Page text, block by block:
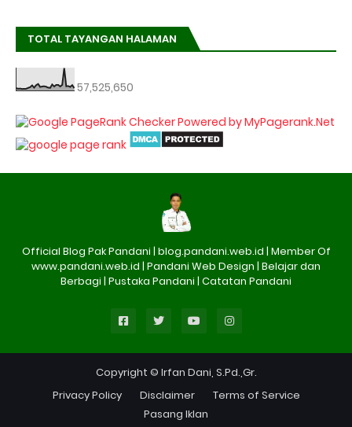
TOTAL TAYANGAN HALAMAN
57,525,650
Official Blog Pak Pandani | blog.pandani.web.id | Member Of
www.pandani.web.id | Pandani Web Design | Belajar dan
Berbagi | Pustaka Pandani | Catatan Pandani
Copyright © Irfan Dani, S.Pd.,Gr.
Privacy Policy
Disclaimer
Terms of Service
Pasang Iklan